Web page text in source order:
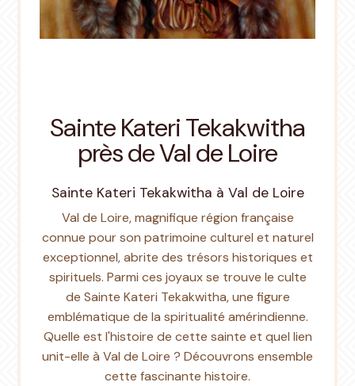
Sainte Kateri Tekakwitha
près de Val de Loire
Sainte Kateri Tekakwitha à Val de Loire
Val de Loire, magnifique région française
connue pour son patrimoine culturel et naturel
exceptionnel, abrite des trésors historiques et
spirituels. Parmi ces joyaux se trouve le culte
de Sainte Kateri Tekakwitha, une figure
emblématique de la spiritualité amérindienne.
Quelle est l'histoire de cette sainte et quel lien
unit-elle à Val de Loire ? Découvrons ensemble
cette fascinante histoire.